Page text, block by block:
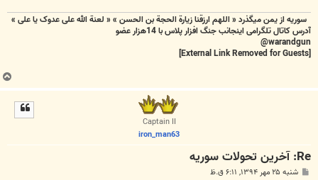
سوریه از یمن میگذرد « اللهم ارزقنا زيارة الحجة بن الحسن » « لعنة الله علی عدوک یا علی »
آدرس کاتال تلگرامی اینجانب جنگ افزار پلاس با 14هزار عضو
warandgun@
ب
ا
Captain II
iron_man63
Re: آخرين تحولات سوريه
پ شنبه ۲۵ مهر ۱۳۹۴, ۶:۱۱ ق.ظ